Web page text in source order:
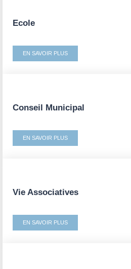
Ecole
EN SAVOIR PLUS
Conseil Municipal
EN SAVOIR PLUS
Vie Associatives
EN SAVOIR PLUS